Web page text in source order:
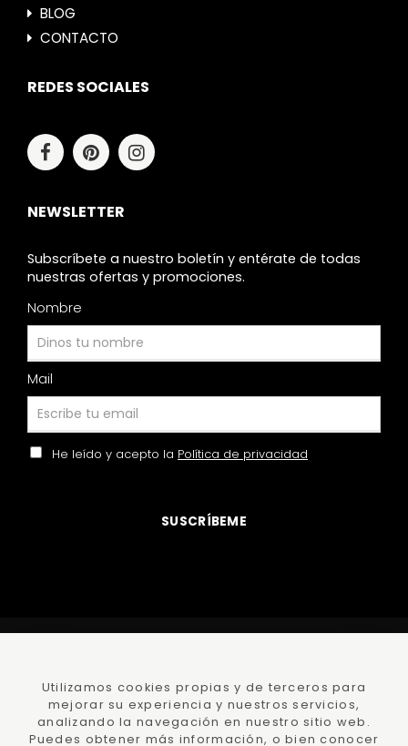
BLOG
CONTACTO
REDES SOCIALES
NEWSLETTER
Subscríbete a nuestro boletín y entérate de todas
nuestras ofertas y promociones.
Nombre
Mail
He leído y acepto la Política de privacidad
SUSCRÍBEME
Polí­ticaPrivacidady Protección datos
Polí­tica de cookies Condiciones Compra
Ayuda -Faqs Declaración de accesibilidad Lumedia
Utilizamos cookies propias y de terceros para
mejorar su experiencia y nuestros servicios,
analizando la navegación en nuestro sitio web.
Puedes obtener más información, o bien conocer